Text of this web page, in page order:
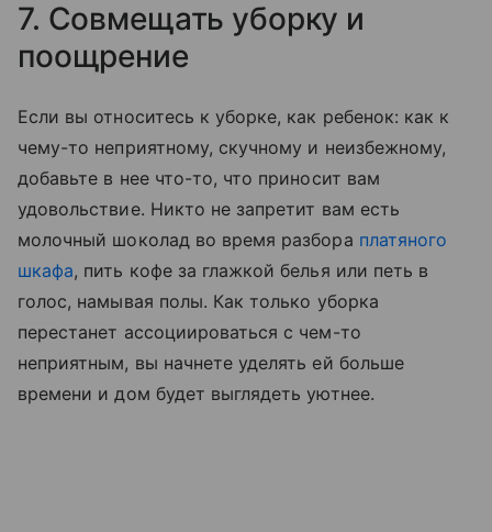
7. Совмещать уборку и
поощрение
Если вы относитесь к уборке, как ребенок: как к
чему-то неприятному, скучному и неизбежному,
добавьте в нее что-то, что приносит вам
удовольствие. Никто не запретит вам есть
молочный шоколад во время разбора платяного
шкафа, пить кофе за глажкой белья или петь в
голос, намывая полы. Как только уборка
перестанет ассоциироваться с чем-то
неприятным, вы начнете уделять ей больше
времени и дом будет выглядеть уютнее.